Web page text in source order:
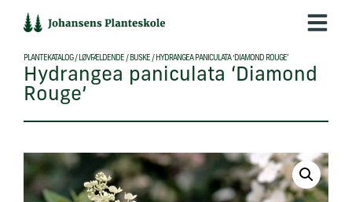
indholdet
PLANTEKATALOG/ LØVFÆLDENDE / BUSKE / HYDRANGEA PANICULATA ‘DIAMOND ROUGE’
Hydrangea paniculata ‘Diamond
Rouge’